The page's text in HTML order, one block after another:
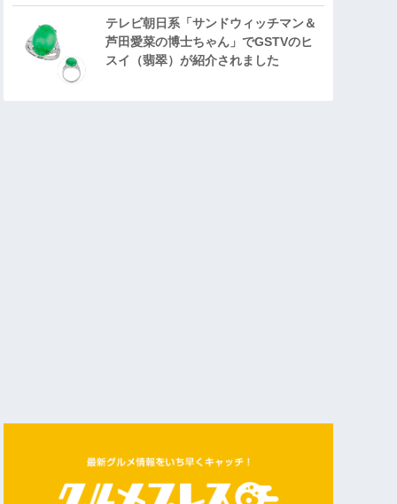
テレビ朝日系「サンドウィッチマン＆
芦田愛菜の博士ちゃん」でGSTVのヒ
スイ（翡翠）が紹介されました